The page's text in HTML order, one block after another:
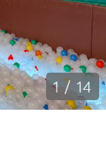
1 / 14